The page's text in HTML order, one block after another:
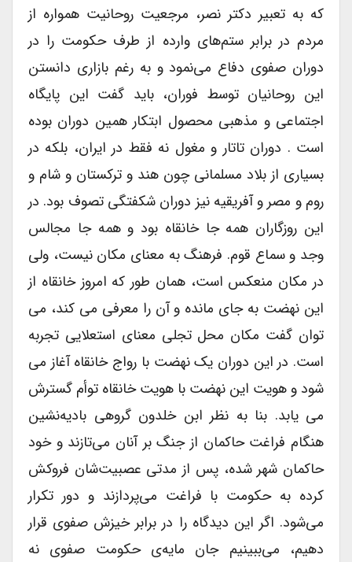
که به تعبیر دکتر نصر، مرجعیت روحانیت همواره از
مردم در برابر ستم‌های وارده از طرف حکومت را در
دوران صفوی دفاع می‌نمود و به رغم بازاری دانستن
این روحانیان توسط فوران، باید گفت این پایگاه
اجتماعی و مذهبی محصول ابتکار همین دوران بوده
است . دوران تاتار و مغول نه فقط در ایران، بلکه در
بسیاری از بلاد مسلمانی چون هند و ترکستان و شام و
روم و مصر و آفریقیه نیز دوران شکفتگی تصوف بود. در
این روزگاران همه جا خانقاه بود و همه جا مجالس
وجد و سماع قوم. فرهنگ به معنای مکان نیست، ولی
در مکان منعکس است، همان طور که امروز خانقاه از
این نهضت به جای مانده و آن را معرفی می کند، می
توان گفت مکان محل تجلی معنای استعلایی تجربه
است. در این دوران یک نهضت با رواج خانقاه آغاز می
شود و هویت این نهضت با هویت خانقاه توأم گسترش
می یابد. بنا به نظر ابن خلدون گروهی بادیه‌نشین
هنگام فراغت حاکمان از جنگ بر آنان می‌تازند و خود
حاکمان شهر شده، پس از مدتی عصبیت‌شان فروکش
کرده به حکومت با فراغت می‌پردازند و دور تکرار
می‌شود. اگر این دیدگاه را در برابر خیزش صفوی قرار
دهیم، می‌ببینیم جان مایه‌ی حکومت صفوی نه